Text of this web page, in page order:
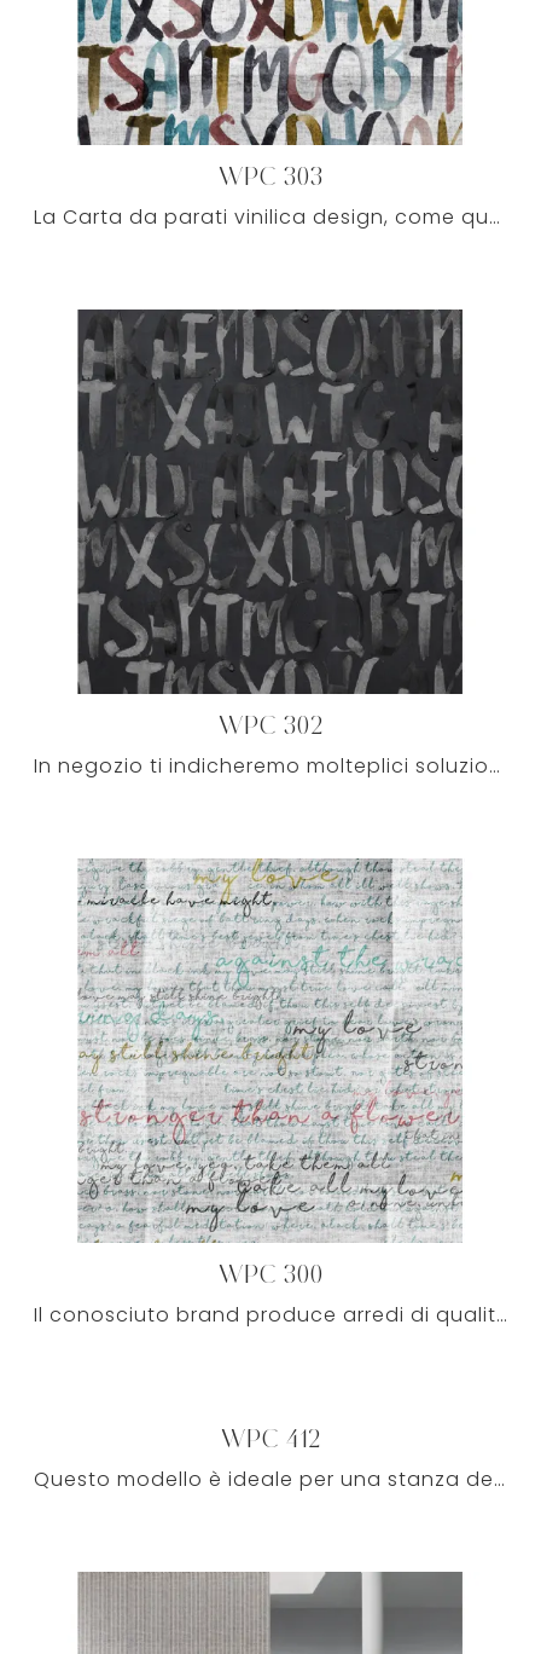
WPC 303
La Carta da parati vinilica design, come questa di Caos Creativo, è realizzata con materiali di prima scelta, così come tutti i vari accessori del ...
WPC 302
In negozio ti indicheremo molteplici soluzioni di stile, sempre di grande impatto estetico: la scelta sarà prettamente soggettiva, basata solamente ...
WPC 300
Il conosciuto brand produce arredi di qualità eccellente con cui customizzare con stile uno tra i locali domestici in cui spendi parte del tuo tempo.
WPC 412
Questo modello è ideale per una stanza design: il soggetto attira l'attenzione e impreziosisce i locali domestici in modo armonioso con i restanti ...